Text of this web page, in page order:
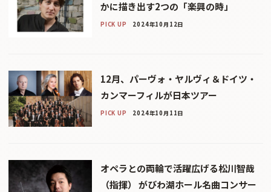
かに描き出す2つの「楽興の時」
PICK UP 2024年10月12日
12月、パーヴォ・ヤルヴィ＆ドイツ・
カンマーフィルが日本ツアー
PICK UP 2024年10月11日
オペラとの両輪で活躍広げる松川智哉
（指揮） がびわ湖ホール名曲コンサー